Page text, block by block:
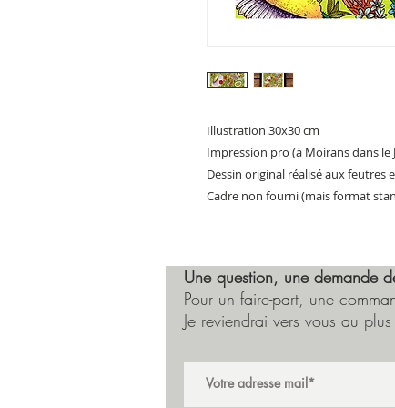
Illustration 30x30 cm
Impression pro (à Moirans dans le
Dessin original réalisé aux feutres
Cadre non fourni (mais format
Une question, une demande
Pour un faire-part, une
Je reviendrai vers vous au plus